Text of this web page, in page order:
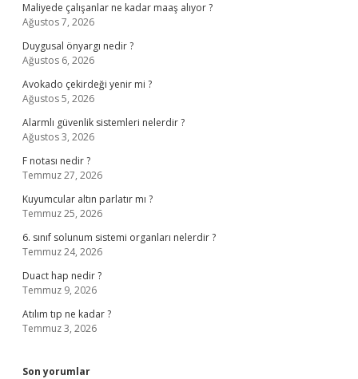
Maliyede çalışanlar ne kadar maaş alıyor ?
Ağustos 7, 2026
Duygusal önyargı nedir ?
Ağustos 6, 2026
Avokado çekirdeği yenir mi ?
Ağustos 5, 2026
Alarmlı güvenlik sistemleri nelerdir ?
Ağustos 3, 2026
F notası nedir ?
Temmuz 27, 2026
Kuyumcular altın parlatır mı ?
Temmuz 25, 2026
6. sınıf solunum sistemi organları nelerdir ?
Temmuz 24, 2026
Duact hap nedir ?
Temmuz 9, 2026
Atılım tıp ne kadar ?
Temmuz 3, 2026
Son yorumlar